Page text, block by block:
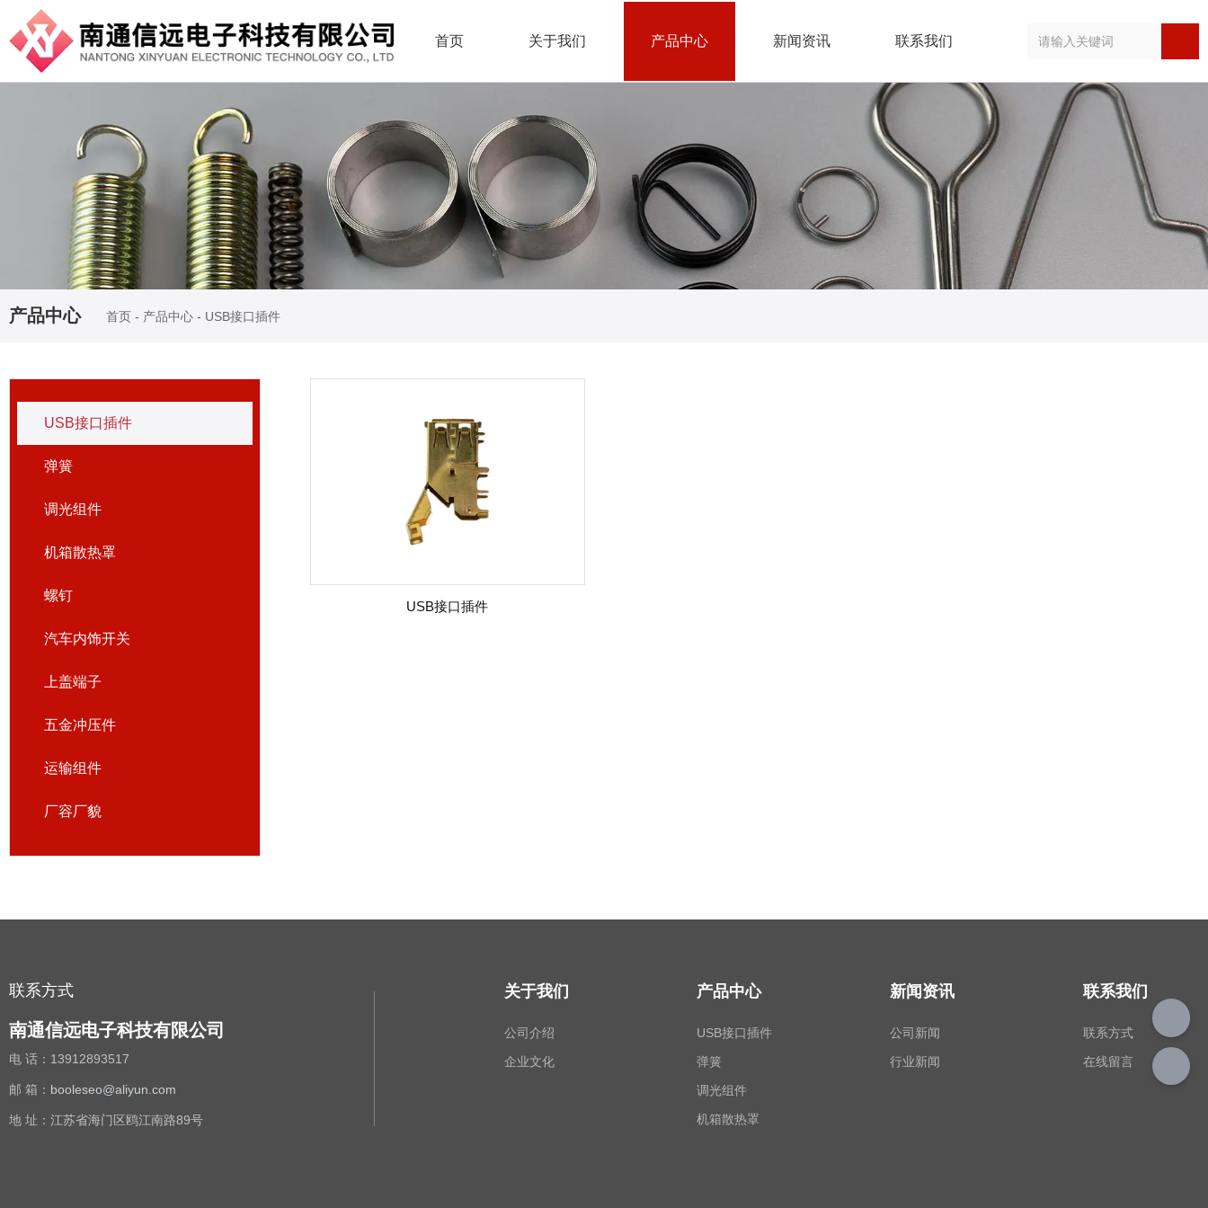
首页 关于我们 产品中心 新闻资讯 联系我们
产品中心 首页 - 产品中心 - USB接口插件
USB接口插件
弹簧
调光组件
机箱散热罩
螺钉
汽车内饰开关
上盖端子
五金冲压件
运输组件
厂容厂貌
USB接口插件
联系方式
南通信远电子科技有限公司
电 话： 13912893517
邮 箱： booleseo@aliyun.com
地 址：江苏省海门区鸥江南路89号
关于我们
公司介绍
企业文化
产品中心
USB接口插件
弹簧
调光组件
机箱散热罩
新闻资讯
公司新闻
行业新闻
联系我们
联系方式
在线留言